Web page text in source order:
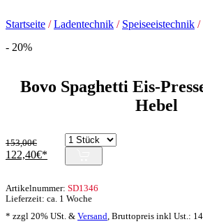
Startseite /Ladentechnik / Speiseeistechnik /
- 20%
Bovo Spaghetti Eis-
Hebel
153,00€
Ursprünglicher
153,00€
122,40€
Preis
122,40€.
* zzgl 20% USt. & Versand Bruttopreis inkl Ust.:
Artikelnummer: SD1346
Lieferzeit: ca. 1 Woche